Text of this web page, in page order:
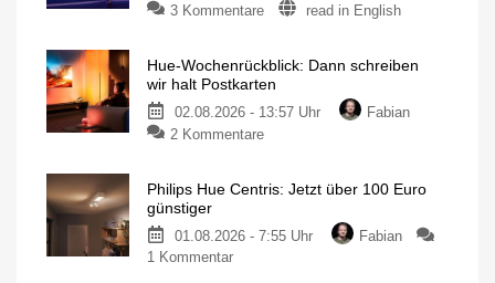
3 Kommentare
read in English
Hue-Wochenrückblick: Dann schreiben
wir halt Postkarten
02.08.2026 - 13:57 Uhr
Fabian
2 Kommentare
Philips Hue Centris: Jetzt über 100 Euro
günstiger
01.08.2026 - 7:55 Uhr
Fabian
1 Kommentar